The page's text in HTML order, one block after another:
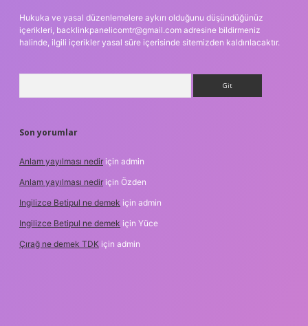
Hukuka ve yasal düzenlemelere aykırı olduğunu düşündüğünüz
içerikleri, backlinkpanelicomtr@gmail.com adresine bildirmeniz
halinde, ilgili içerikler yasal süre içerisinde sitemizden kaldırılacaktır.
Son yorumlar
Anlam yayılması nedir için admin
Anlam yayılması nedir için Özden
Ingilizce Betipul ne demek için admin
Ingilizce Betipul ne demek için Yüce
Çırağ ne demek TDK için admin